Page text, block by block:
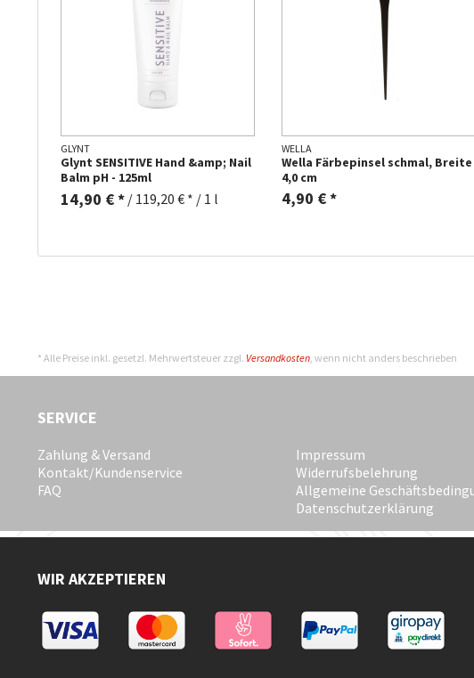
GLYNT
Glynt SENSITIVE Hand &amp; Nail
Balm pH - 125ml
14,90 € * / 119,20 € * / 1 l
WELLA
Wella Färbepinsel schmal, Breite
4,0 cm
4,90 € *
* Alle Preise inkl. gesetzl. Mehrwertsteuer zzgl. Versandkosten, wenn nicht anders beschrieben
SERVICE
Zahlung & Versand
Kontakt/Kundenservice
FAQ
Impressum
Widerrufsbelehrung
Allgemeine
Datenschutzerklärung
WIR AKZEPTIEREN